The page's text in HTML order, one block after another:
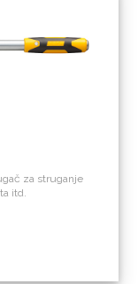
za struganje
itd.